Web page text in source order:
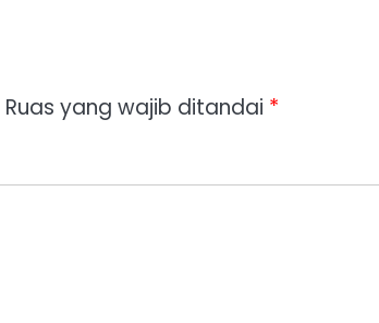
Ruas yang wajib ditandai *